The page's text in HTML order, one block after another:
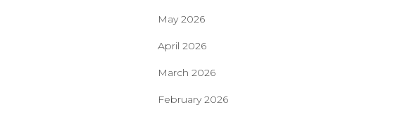
May 2026
April 2026
March 2026
February 2026